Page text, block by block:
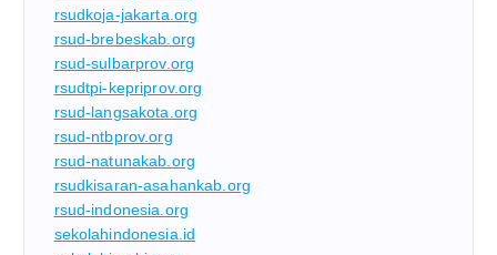
rsudkoja-jakarta.org
rsud-brebeskab.org
rsud-sulbarprov.org
rsudtpi-kepriprov.org
rsud-langsakota.org
rsud-ntbprov.org
rsud-natunakab.org
rsudkisaran-asahankab.org
rsud-indonesia.org
sekolahindonesia.id